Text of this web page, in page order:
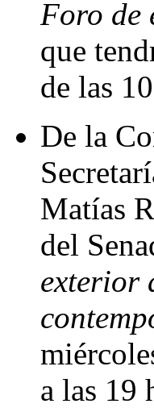
Foro de
que
de las
De la
Matías
del
exterior
a las 19